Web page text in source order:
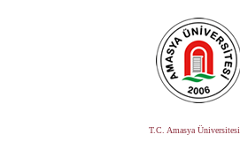
T.C. Amasya Üniversitesi